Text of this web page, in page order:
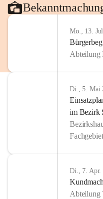
Mo., 13.
Abteilung
Di., 5. Mai
im Bezirk
Di., 7. Apr.
Abteilung